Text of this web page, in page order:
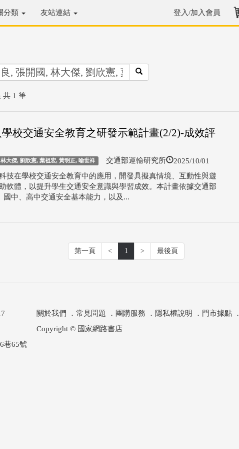
分類 友站連結 登入/加入會員
共 1 筆
校交通安全教育之研發示範計畫(2/2)-成效評
大傑, 劉欣憲, 葉祖宏, 黃明正, 喻世祥 交通部運輸研究所 2025/10/01
技在學校交通安全教育中的應用，開發具擬真情境、互動性與遊
軟體，以提升學生交通安全意識與學習成效。本計畫依據交通部
國中、高中交通安全基本能力，以及...
第一頁 < 1 > 最後頁
關於我們 ． 常見問題 ． 團購服務 ． 隱私權說明 ． 門市據點．
Copyright © 國家網路書店
巷65號